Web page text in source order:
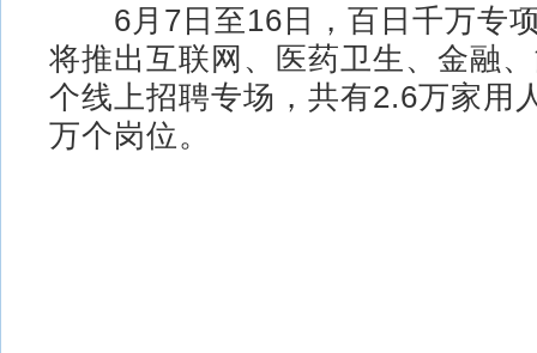
6月7日至16日，百日千万专
将推出互联网、医药卫生、金融
个线上招聘专场，共有2.6万家用
万个岗位。